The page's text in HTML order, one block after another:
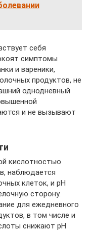
себя
симптомы
и вареники,
продуктов, не
однодневный
и не вызывают
кислотностью
наблюдается
клеток, и рН
сторону.
для ежедневного
в том числе и
снижают pH